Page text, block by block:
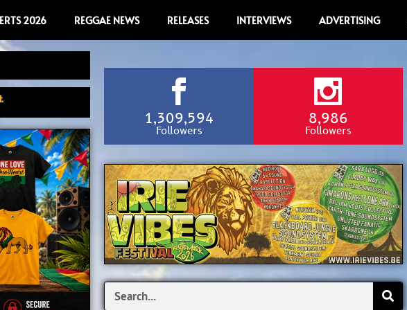
2026 REGGAE NEWS RELEASES INTERVIEWS ADVERTISING
1,309,594
Followers
8,986
Followers
Search